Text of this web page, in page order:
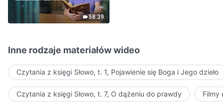
58:39
Inne rodzaje materiałów wideo
Czytania z księgi Słowo, t. 1, Pojawienie się Boga i Jego dzieło
Czytania z księgi Słowo, t. 7, O dążeniu do prawdy Filmy